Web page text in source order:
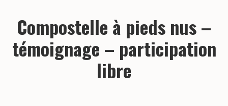
Compostelle à pieds nus –
témoignage – participation
libre